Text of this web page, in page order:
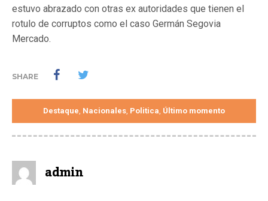
estuvo abrazado con otras ex autoridades que tienen el
rotulo de corruptos como el caso Germán Segovia
Mercado.
SHARE
Destaque, Nacionales, Politica, Último momento
admin